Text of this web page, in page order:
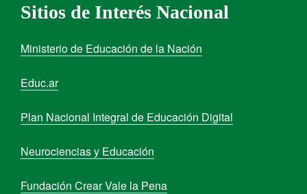
Sitios de Interés Nacional
Ministerio de Educación de la Nación
Educ.ar
Plan Nacional Integral de Educación Digital
Neurociencias y Educación
Fundación Crear Vale la Pena